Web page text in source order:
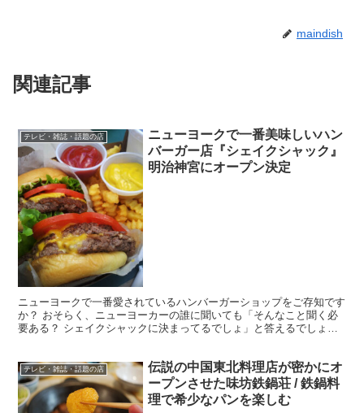
maindish
関連記事
テレビ・雑誌・話題の店
ニューヨークで一番美味しいハン
バーガー店『シェイクシャック』
明治神宮にオープン決定
ニューヨークで一番愛されているハンバーガーショップをご存知です
か？ おそらく、ニューヨーカーの誰に聞いても「そんなこと聞く必
要ある？ シェイクシャックに決まってるでしょ」と答えるでしょ
テレビ・雑誌・話題の店
伝説の中国東北料理店が密かにオ
ープンさせた味坊鉄鍋荘 / 鉄鍋料
理で希少なパンを楽しむ